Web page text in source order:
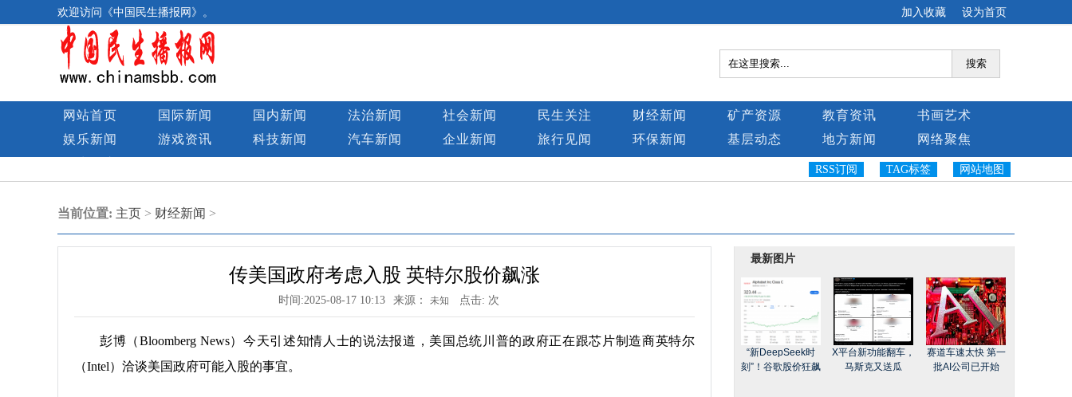
设为首页
加入收藏
欢迎访问《中国民生播报网》。
搜索
网站首页 国际新闻 国内新闻 法治新闻 社会新闻 民生关注 财经新闻 矿产资源 教育资讯
书画艺术
娱乐新闻
游戏资讯 科技新闻 汽车新闻 企业新闻 旅行见闻 环保新闻 基层动态 地方新闻
网络聚焦
网站地图
TAG标签
RSS订阅
当前位置: 主页 > 财经新闻 >
传美国政府考虑入股 英特尔股价飙涨
时间:2025-08-17 10:13 来源： 未知 点击: 次
彭博（Bloomberg News）今天引述知情人士的说法报道，美国总统川普的政府正在跟芯片制造商英特尔
（Intel）洽谈美国政府可能入股的事宜。
最新图片
“新DeepSeek时
刻”！谷歌股价狂飙
X平台新功能翻车，
马斯克又送瓜
赛道车速太快 第一
批AI公司已开始